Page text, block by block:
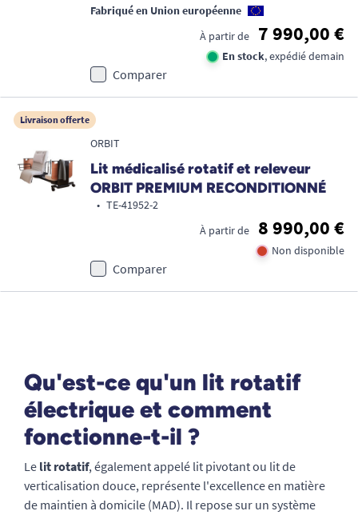
Fabriqué en Union européenne
À partir de
7 990,00 €
En stock, expédié demain
Comparer
Livraison offerte
ORBIT
Lit médicalisé rotatif et releveur
ORBIT PREMIUM RECONDITIONNÉ
• TE-41952-2
À partir de
8 990,00 €
Non disponible
Comparer
Qu'est-ce qu'un lit rotatif
électrique et comment
fonctionne-t-il ?
Le lit rotatif, également appelé lit pivotant ou lit de
verticalisation douce, représente l'excellence en matière
de maintien à domicile (MAD). Il repose sur un système